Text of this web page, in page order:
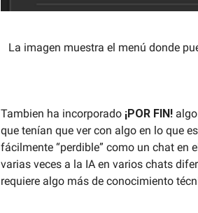
La imagen muestra el menú donde
Tambien ha incorporado ¡POR FIN!
que tenían que ver con algo en lo que
fácilmente “perdible” como un chat en
varias veces a la IA en varios chats
requiere algo más de conocimiento